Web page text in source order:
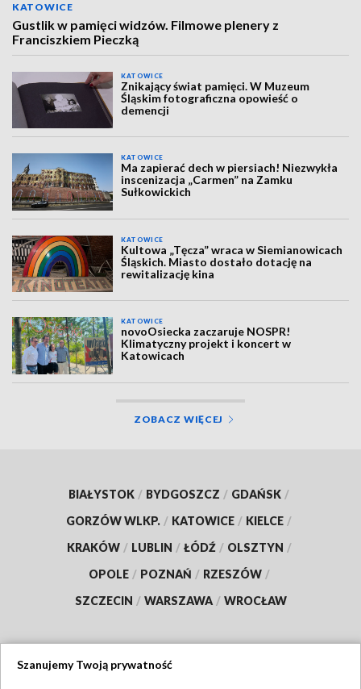
KATOWICE
Gustlik w pamięci widzów. Filmowe plenery z
Franciszkiem Pieczką
KATOWICE
Znikający świat pamięci. W Muzeum
Śląskim fotograficzna opowieść o
demencji
KATOWICE
Ma zapierać dech w piersiach! Niezwykła
inscenizacja „Carmen” na Zamku
Sułkowickich
KATOWICE
Kultowa „Tęcza” wraca w Siemianowicach
Śląskich. Miasto dostało dotację na
rewitalizację kina
KATOWICE
novoOsiecka zaczaruje NOSPR!
Klimatyczny projekt i koncert w
Katowicach
ZOBACZ WIĘCEJ
BIAŁYSTOK / BYDGOSZCZ / GDAŃSK /
GORZÓW WLKP. / KATOWICE / KIELCE /
KRAKÓW / LUBLIN / ŁÓDŹ / OLSZTYN /
OPOLE / POZNAŃ / RZESZÓW /
SZCZECIN / WARSZAWA / WROCŁAW
Szanujemy Twoją prywatność